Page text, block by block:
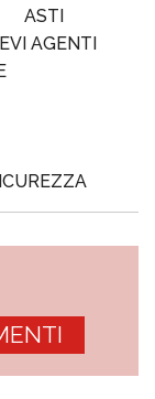
ASTI
AGENTI